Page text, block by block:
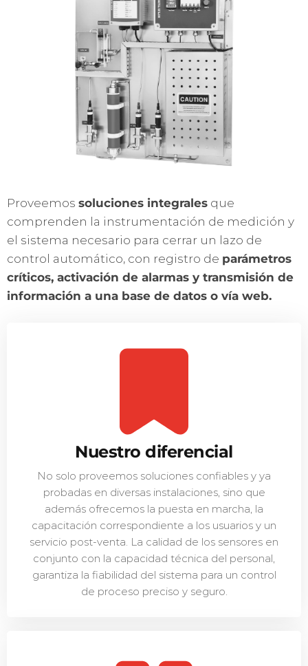
Proveemos soluciones integrales que
comprenden la instrumentación de medición y
el sistema necesario para cerrar un lazo de
control automático, con registro de parámetros
críticos, activación de alarmas y transmisión de
información a una base de datos o vía web.
Nuestro diferencial
No solo proveemos soluciones confiables y ya
probadas en diversas instalaciones, sino que
además ofrecemos la puesta en marcha, la
capacitación correspondiente a los usuarios y un
servicio post-venta. La calidad de los sensores en
conjunto con la capacidad técnica del personal,
garantiza la fiabilidad del sistema para un control
de proceso preciso y seguro.